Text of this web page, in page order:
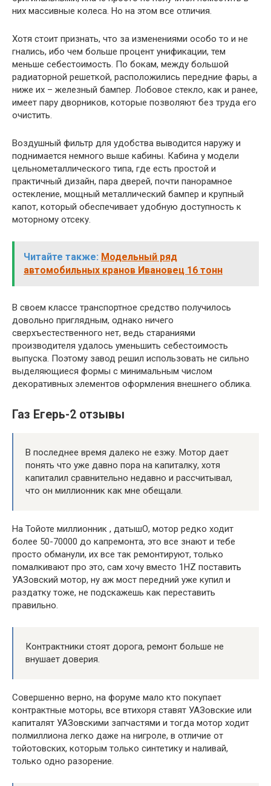
них массивные колеса. Но на этом все отличия.
Хотя стоит признать, что за изменениями особо то и не
гнались, ибо чем больше процент унификации, тем
меньше себестоимость. По бокам, между большой
радиаторной решеткой, расположились передние фары, а
ниже их – железный бампер. Лобовое стекло, как и ранее,
имеет пару дворников, которые позволяют без труда его
очистить.
Воздушный фильтр для удобства выводится наружу и
поднимается немного выше кабины. Кабина у модели
цельнометаллического типа, где есть простой и
практичный дизайн, пара дверей, почти панорамное
остекление, мощный металлический бампер и крупный
капот, который обеспечивает удобную доступность к
моторному отсеку.
Читайте также: Модельный ряд
автомобильных кранов Ивановец 16 тонн
В своем классе транспортное средство получилось
довольно приглядным, однако ничего
сверхъестественного нет, ведь стараниями
производителя удалось уменьшить себестоимость
выпуска. Поэтому завод решил использовать не сильно
выделяющиеся формы с минимальным числом
декоративных элементов оформления внешнего облика.
Газ Егерь-2 отзывы
В последнее время далеко не езжу. Мотор дает
понять что уже давно пора на капиталку, хотя
капиталил сравнительно недавно и рассчитывал,
что он миллионник как мне обещали.
На Тойоте миллионник , датышО, мотор редко ходит
более 50-70000 до капремонта, это все знают и тебе
просто обманули, их все так ремонтируют, только
помалкивают про это, сам хочу вместо 1HZ поставить
УАЗовский мотор, ну аж мост передний уже купил и
раздатку тоже, не подскажешь как переставить
правильно.
Контрактники стоят дорога, ремонт больше не
внушает доверия.
Совершенно верно, на форуме мало кто покупает
контрактные моторы, все втихоря ставят УАЗовские или
капиталят УАЗовскими запчастями и тогда мотор ходит
полмиллиона легко даже на нигроле, в отличие от
тойотовских, которым только синтетику и наливай,
только одно разорение.